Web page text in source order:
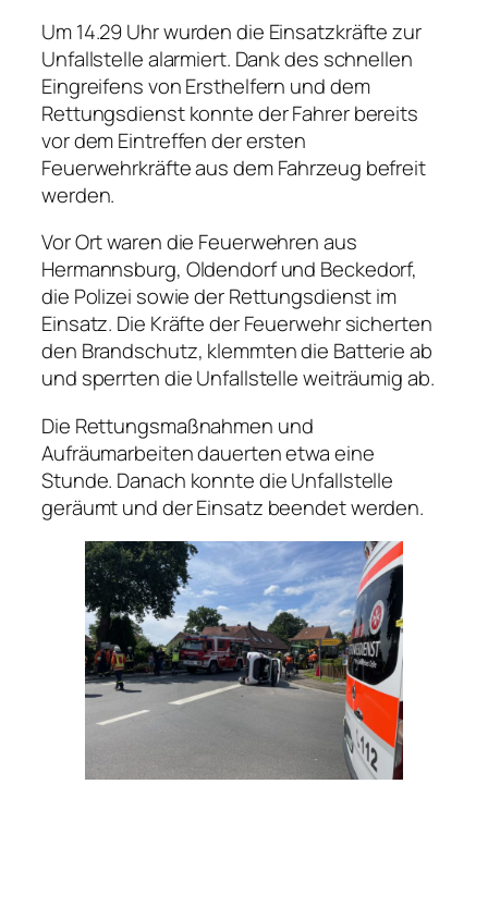
Um 14.29 Uhr wurden die Einsatzkräfte zur
Unfallstelle alarmiert. Dank des schnellen
Eingreifens von Ersthelfern und dem
Rettungsdienst konnte der Fahrer bereits
vor dem Eintreffen der ersten
Feuerwehrkräfte aus dem Fahrzeug befreit
werden.
Vor Ort waren die Feuerwehren aus
Hermannsburg, Oldendorf und Beckedorf,
die Polizei sowie der Rettungsdienst im
Einsatz. Die Kräfte der Feuerwehr sicherten
den Brandschutz, klemmten die Batterie ab
und sperrten die Unfallstelle weiträumig ab.
Die Rettungsmaßnahmen und
Aufräumarbeiten dauerten etwa eine
Stunde. Danach konnte die Unfallstelle
geräumt und der Einsatz beendet werden.